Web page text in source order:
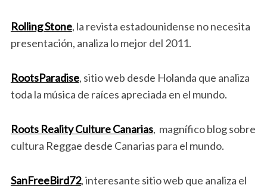
Rolling Stone, la revista estadounidense no necesita
presentación, analiza lo mejor del 2011.
RootsParadise, sitio web desde Holanda que analiza
toda la música de raíces apreciada en el mundo.
Roots Reality Culture Canarias, magnífico blog sobre
cultura Reggae desde Canarias para el mundo.
SanFreeBird72, interesante sitio web que analiza el